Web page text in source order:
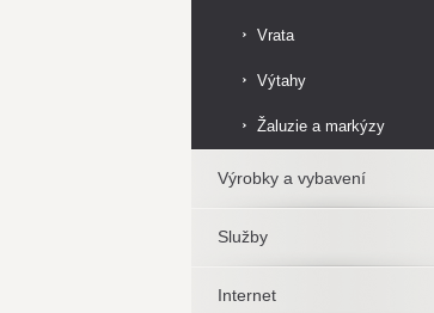
Vrata
Výtahy
Žaluzie a markýzy
Výrobky a vybavení
Služby
Internet